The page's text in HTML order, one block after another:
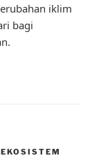
iklim
bagi